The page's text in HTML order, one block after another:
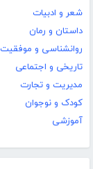
شعر و ادبیات
داستان و رمان
روانشناسی و موفقیت
تاریخی و اجتماعی
مدیریت و تجارت
کودک و نوجوان
آموزشی